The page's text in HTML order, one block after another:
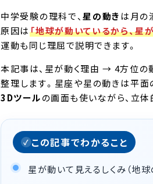
中学受験の理科で、星の動き は月の
原因は「地球が動いているから、星
運動も同じ理屈で説明できます。
本記事は、星が動く理由 → 4方位
整理します。星座や星の動きは平面
3Dツールの画面も使いながら、立体
この記事でわかること
星が動いて見えるしくみ（地